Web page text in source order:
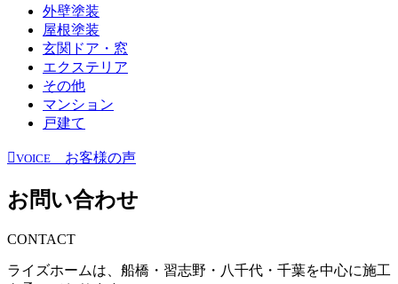
外壁塗装
屋根塗装
玄関ドア・窓
エクステリア
その他
マンション
戸建て
VOICE お客様の声
お問い合わせ
CONTACT
ライズホームは、船橋・習志野・八千代・千葉を中心に施工